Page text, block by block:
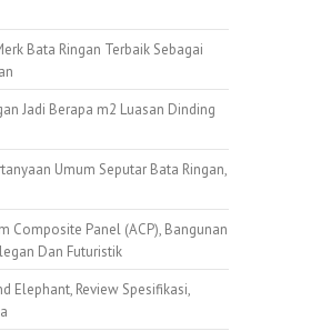
Bata Ringan Terbaik Sebagai
Jadi Berapa m2 Luasan Dinding
Umum Seputar Bata Ringan,
Composite Panel (ACP), Bangunan
Dan Futuristik
Elephant, Review Spesifikasi,